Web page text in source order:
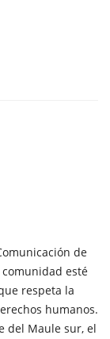
de
esté
respeta la
humanos.
del Maule sur, el